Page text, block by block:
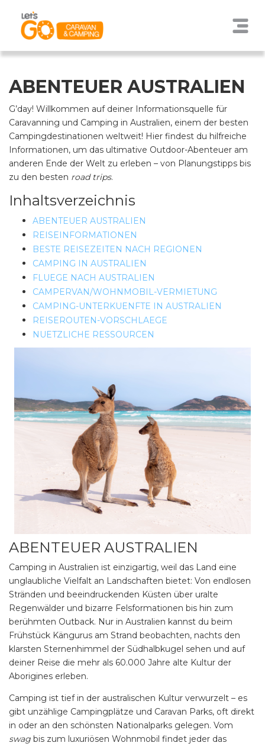
ABENTEUER AUSTRALIEN
G’day! Willkommen auf deiner Informationsquelle für
Caravanning und Camping in Australien, einem der besten
Campingdestinationen weltweit! Hier findest du hilfreiche
Informationen, um das ultimative Outdoor-Abenteuer am
anderen Ende der Welt zu erleben – von Planungstipps bis
zu den besten road trips.
Inhaltsverzeichnis
ABENTEUER AUSTRALIEN
REISEINFORMATIONEN
BESTE REISEZEITEN NACH REGIONEN
CAMPING IN AUSTRALIEN
FLUEGE NACH AUSTRALIEN
CAMPERVAN/WOHNMOBIL-VERMIETUNG
CAMPING-UNTERKUENFTE IN AUSTRALIEN
REISEROUTEN-VORSCHLAEGE
NUETZLICHE RESSOURCEN
ABENTEUER AUSTRALIEN
Camping in Australien ist einzigartig, weil das Land eine
unglaubliche Vielfalt an Landschaften bietet: Von endlosen
Stränden und beeindruckenden Küsten über uralte
Regenwälder und bizarre Felsformationen bis hin zum
berühmten Outback. Nur in Australien kannst du beim
Frühstück Kängurus am Strand beobachten, nachts den
klarsten Sternenhimmel der Südhalbkugel sehen und auf
deiner Reise die mehr als 60.000 Jahre alte Kultur der
Aborigines erleben.
Camping ist tief in der australischen Kultur verwurzelt – es
gibt unzählige Campingplätze und Caravan Parks, oft direkt
in oder an den schönsten Nationalparks gelegen. Vom
swag bis zum luxuriösen Wohnmobil findet jeder das